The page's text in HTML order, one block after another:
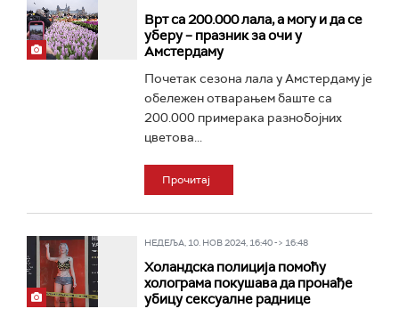
Врт са 200.000 лала, а могу и да се
уберу – празник за очи у
Амстердаму
Почетак сезона лала у Амстердаму је
обележен отварањем баште са
200.000 примерака разнобојних
цветова...
Прочитај
НЕДЕЉА, 10. НОВ 2024, 16:40 -> 16:48
Холандска полиција помоћу
холограма покушава да пронађе
убицу сексуалне раднице